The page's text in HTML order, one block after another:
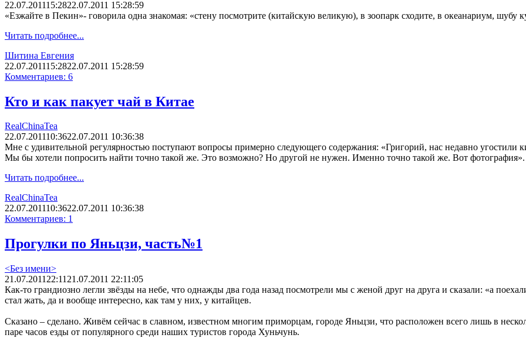
22.07.201115:2822.07.2011 15:28:59
«Езжайте в Пекин»- говорила одна знакомая: «стену посмотрите (китайскую великую), в зоопарк сходите, в океанариум, шубу
Читать подробнее...
Шитина Евгения
22.07.201115:2822.07.2011 15:28:59
Комментариев: 6
Кто и как пакует чай в Китае
RealChinaTea
22.07.201110:3622.07.2011 10:36:38
Мне с удивительной регулярностью поступают вопросы примерно следующего содержания: «Григорий, нас недавно угостили
Мы бы хотели попросить найти точно такой же. Это возможно? Но другой не нужен. Именно точно такой же. Вот
Читать подробнее...
RealChinaTea
22.07.201110:3622.07.2011 10:36:38
Комментариев: 1
Прогулки по Яньцзи, часть№1
<Без имени>
21.07.2011 22:11 21.07.2011 22:11:05
Как-то грандиозно легли звёзды на небе, что однажды два года назад посмотрели мы с женой друг на друга и сказали: «а
стал жать, да и вообще интересно, как там у них, у китайцев.
Сказано – сделано. Живём сейчас в славном, известном многим приморцам, городе Яньцзи, что расположен всего лишь в
паре часов езды от популярного среди наших туристов города Хуньчунь.